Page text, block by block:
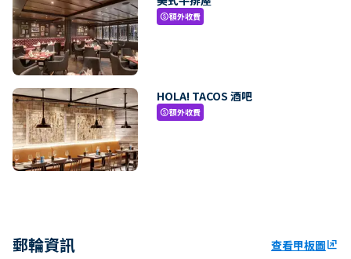
paid額外收費
HOLA! TACOS 酒吧
paid額外收費
郵輪資訊 查看甲板圖ungroup